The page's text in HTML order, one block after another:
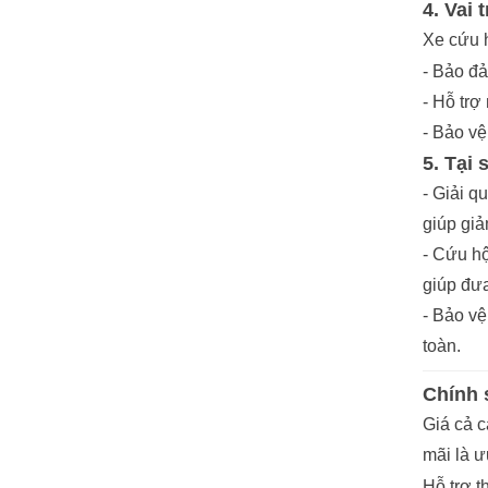
4. Vai
Xe cứu
- Bảo
- Hỗ trợ
- Bảo
5. Tại
- Giải
giúp
- Cứu
giúp
- Bảo
toàn.
Chính
Giá cả
mãi là